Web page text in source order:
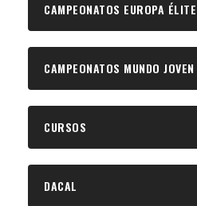
CAMPEONATOS EUROPA ÉLITE
CAMPEONATOS MUNDO JOVEN
CURSOS
DACAL